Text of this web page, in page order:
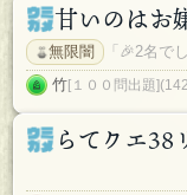
甘いのはお
無限闇 「🎉2名で
竹[１００問出題
らてクエ38